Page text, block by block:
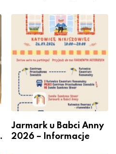
Podlesiu
Jarmark u Babci Anny
2026 – Informacje